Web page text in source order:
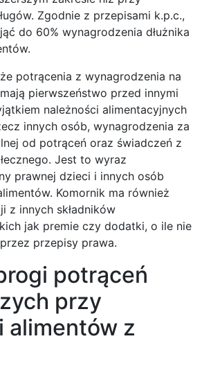
Zgodnie z przepisami k.p.c.,
do 60% wynagrodzenia dłużnika
potrącenia z wynagrodzenia na
pierwszeństwo przed innymi
należności alimentacyjnych
innych osób, wynagrodzenia za
od potrąceń oraz świadczeń z
Jest to wyraz
prawnej dzieci i innych osób
Komornik ma również
z innych składników
jak premie czy dodatki, o ile nie
przepisy prawa.
potrąceń
przy
alimentów z